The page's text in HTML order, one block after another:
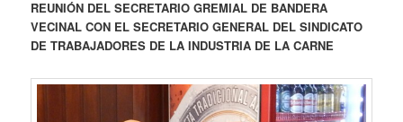
REUNIÓN DEL SECRETARIO GREMIAL DE BANDERA
VECINAL CON EL SECRETARIO GENERAL DEL SINDICATO
DE TRABAJADORES DE LA INDUSTRIA DE LA CARNE